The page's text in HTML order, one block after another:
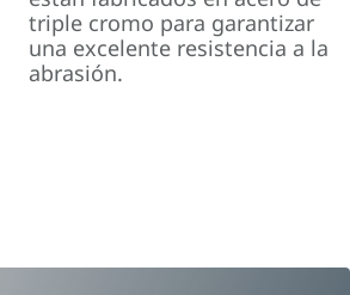
triple cromo para garantizar
una excelente resistencia a la
abrasión.